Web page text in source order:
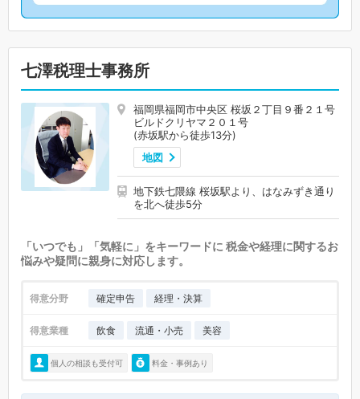
七澤税理士事務所
福岡県福岡市中央区 桜坂２丁目９番２１号
ビルドクリヤマ２０１号
(赤坂駅から徒歩13分)
地図
地下鉄七隈線 桜坂駅より、はなみずき通り
を北へ徒歩5分
「いつでも」「気軽に」をキーワードに 税金や経理に関するお
悩みや疑問に親身に対応します。
得意分野 確定申告 経理・決算
得意業種 飲食 流通・小売 美容
個人の相談も受付可 料金・事例あり